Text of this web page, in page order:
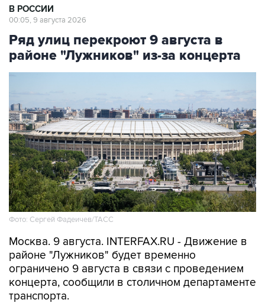
В РОССИИ
00:05, 9 августа 2026
Ряд улиц перекроют 9 августа в
районе "Лужников" из-за концерта
Фото: Сергей Фадеичев/ТАСС
Москва. 9 августа. INTERFAX.RU - Движение в
районе "Лужников" будет временно
ограничено 9 августа в связи с проведением
концерта, сообщили в столичном департаменте
транспорта.